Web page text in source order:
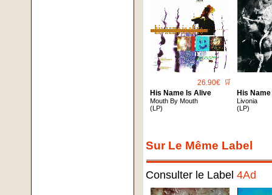
26.90€ 🛒
His Name Is Alive
Mouth By Mouth
(LP)
His
Livonia
(LP)
Sur Le Même Label
Consulter le Label4Ad